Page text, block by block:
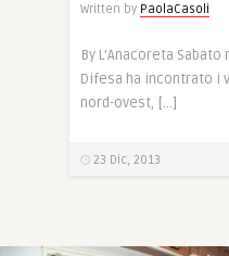
Written by PaolaCasoli
By L’Anacoreta
Difesa ha incontrato i
nord-ovest, […]
23 Dic, 2013